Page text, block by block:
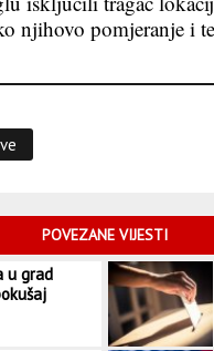
njihovo pomjeranje i
POVEZANE VIJESTI
u grad